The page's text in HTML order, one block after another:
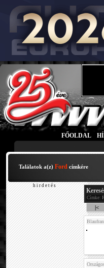
FŐOLDAL
Találatok a(z)Ford címkére
h i r d e t é s
Címke:
|<